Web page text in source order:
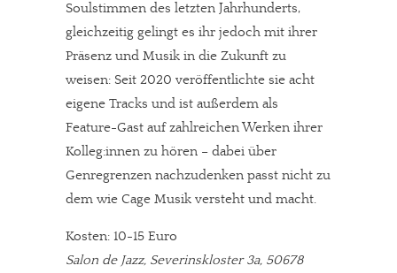
Soulstimmen des letzten Jahrhunderts,
gleichzeitig gelingt es ihr jedoch mit ihrer
Präsenz und Musik in die Zukunft zu
weisen: Seit 2020 veröffentlichte sie acht
eigene Tracks und ist außerdem als
Feature-Gast auf zahlreichen Werken ihrer
Kolleg:innen zu hören – dabei über
Genregrenzen nachzudenken passt nicht zu
dem wie Cage Musik versteht und macht.
Kosten: 10-15 Euro
Salon de Jazz, Severinskloster 3a, 50678